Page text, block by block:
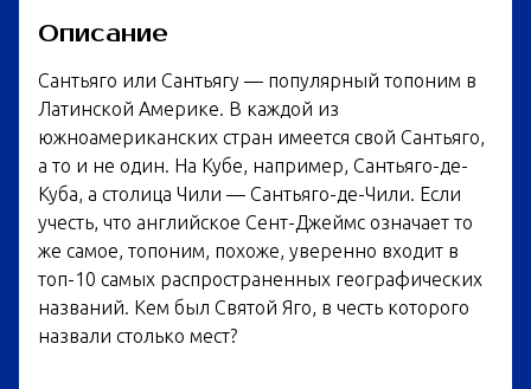
Описание
Сантьяго или Сантьягу — популярный топоним в
Латинской Америке. В каждой из
южноамериканских стран имеется свой Сантьяго,
а то и не один. На Кубе, например, Сантьяго-де-
Куба, а столица Чили — Сантьяго-де-Чили. Если
учесть, что английское Сент-Джеймс означает то
же самое, топоним, похоже, уверенно входит в
топ-10 самых распространенных географических
названий. Кем был Святой Яго, в честь которого
назвали столько мест?